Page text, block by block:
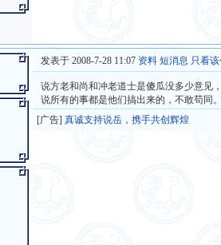
发表于 2008-7-28 11:07 资料 短消息 只看
说方老和尚和冲老道士是傻瓜没多少意见
说所有的事都是他们搞出来的，不敢苟同
[广告]真诚支持说岳，携手共创辉煌